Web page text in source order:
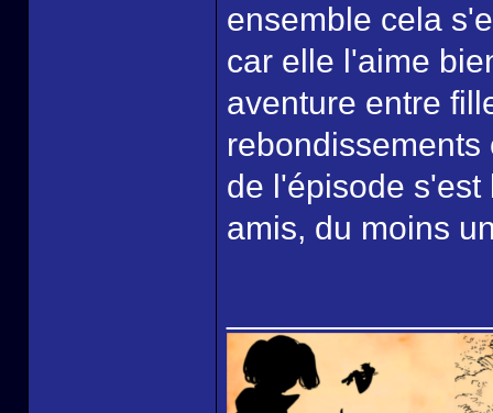
ensemble cela
car elle l'aime
aventure entre
de l'épisode
amis, du moins